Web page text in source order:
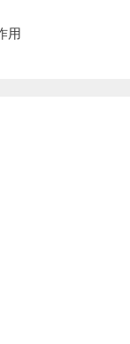
用